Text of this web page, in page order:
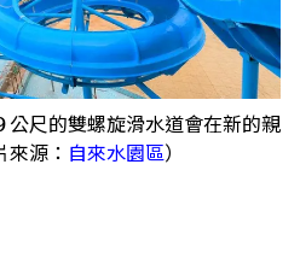
尺的雙螺旋滑水道會在新的親
源： 自來水園區）